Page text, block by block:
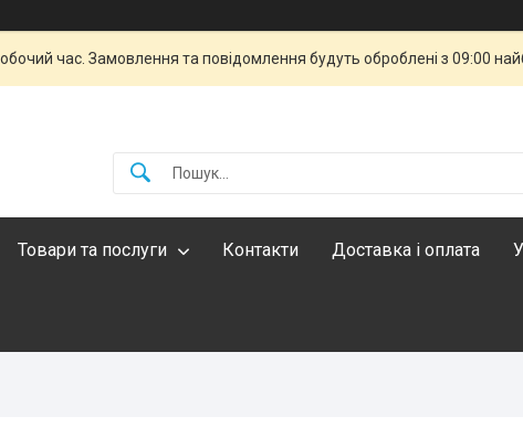
час. Замовлення та повідомлення будуть оброблені з 09:00
Товари та послуги Контакти Доставка і оплата